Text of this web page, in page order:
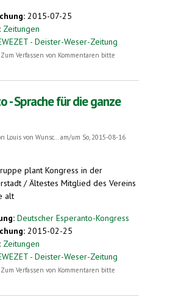
2015-07-25
Zeitungen
- Deister-Weser-Zeitung
Fuhlen präsent beim Esperanto-
Zum Verfassen von Kommentaren bitte
- Sprache für die ganze
Louis von Wunsc...
am/um So, 2015-08-16
plant Kongress in der
/ Ältestes Mitglied des Vereins
alt
Deutscher Esperanto-Kongress
2015-02-25
Zeitungen
- Deister-Weser-Zeitung
Esperanto - Sprache für die ganze Welt
Zum Verfassen von Kommentaren bitte